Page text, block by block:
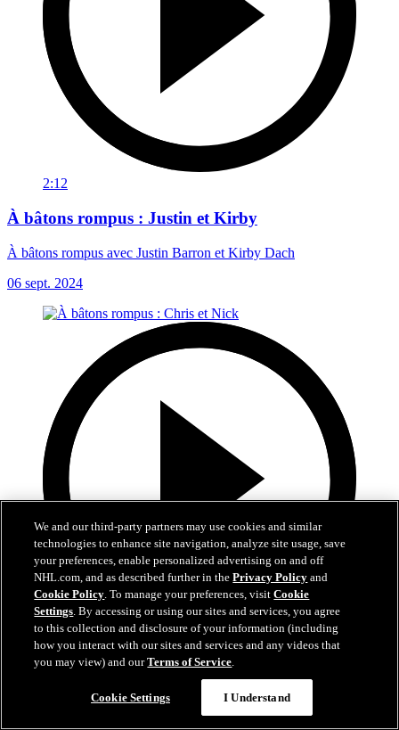
2:12
À bâtons rompus : Justin et Kirby
À bâtons rompus avec Justin Barron et Kirby Dach
06 sept. 2024
2:32
À bâtons rompus : Chris et Nick
À bâtons rompus avec Chris Wideman et Nick Suzuki
We and our third-party partners may use cookies and similar
technologies to enhance site navigation, analyze site usage, save
your preferences, enable personalized advertising on and off
NHL.com, and as described further in thePrivacy Policy and
Cookie Policy. To manage your preferences, visitCookie
Settings. By accessing or using our sites and services, you agree
to this collection and disclosure of your information (including
how you interact with our sites and services and any videos that
you may view) and ourTerms of Service.
Cookie Settings I Understand